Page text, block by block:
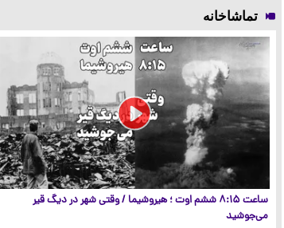
تماشاخانه
ساعت ۸:۱۵ ششم اوت ؛ هیروشیما / وقتی شهر در دیگ قیر
می‌جوشید